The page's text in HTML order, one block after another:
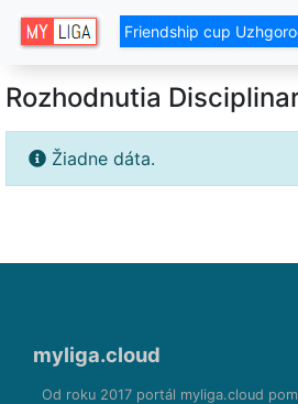
Friendship cup
Rozhodnutia
Žiadne dáta.
myliga.cloud
Od roku 2017 portál myliga.cloud